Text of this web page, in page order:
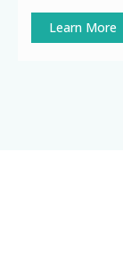
Learn More